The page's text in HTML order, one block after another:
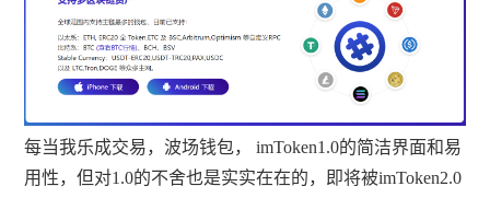
每当我乐成交易，波场钱包， imToken1.0的简洁界面和易
用性，但对1.0的不舍也是实实在在的，即将被imToken2.0